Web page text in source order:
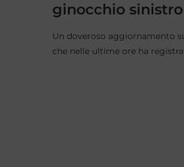
ginocchio sinistro
Un doveroso aggiornamento
che nelle ultime ore ha